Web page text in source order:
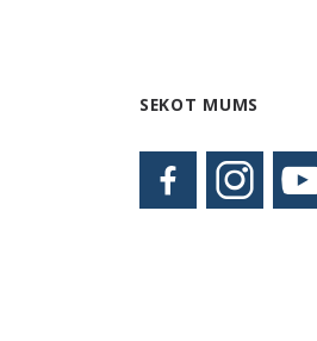
SEKOT MUMS